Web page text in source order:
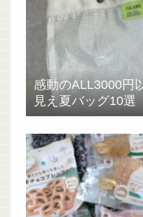
感動のALL3000円
見え夏バッグ10選